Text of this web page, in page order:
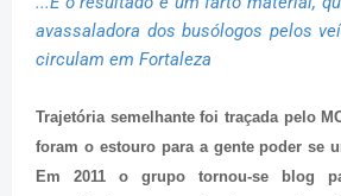
avassaladora dos busólogos pelos
circulam em Fortaleza
Trajetória semelhante foi traçada pelo
foram o estouro para a gente poder se
Em 2011 o grupo tornou-se blog